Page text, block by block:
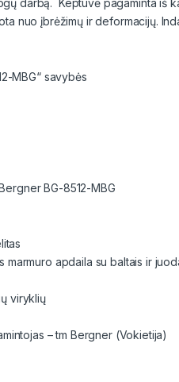
nuo įbrėžimų ir deformacijų.
MBG“ savybės
BG-8512-MBG
marmuro apdaila su baltais ir
viryklių
– tm Bergner (Vokietija)